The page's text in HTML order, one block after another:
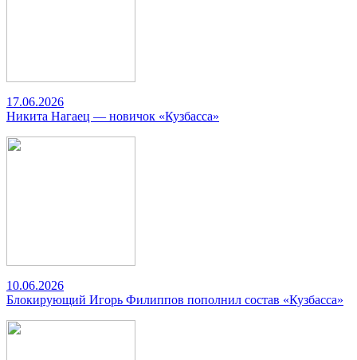
17.06.2026
Никита Нагаец — новичок «Кузбасса»
10.06.2026
Блокирующий Игорь Филиппов пополнил состав «Кузбасса»